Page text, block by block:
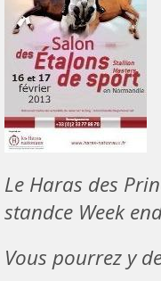
Le Haras des
standce Week
Vous pourrez y